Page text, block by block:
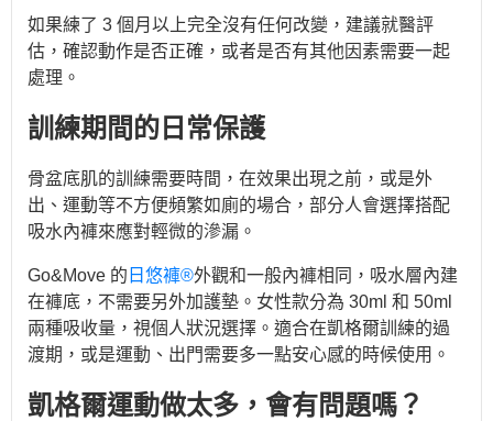
如果練了 3 個月以上完全沒有任何改變，建議就醫評
估，確認動作是否正確，或者是否有其他因素需要一起
處理。
訓練期間的日常保護
骨盆底肌的訓練需要時間，在效果出現之前，或是外
出、運動等不方便頻繁如廁的場合，部分人會選擇搭配
吸水內褲來應對輕微的滲漏。
Go&Move 的 日悠褲®外觀和一般內褲相同，吸水層內建
在褲底，不需要另外加護墊。女性款分為 30ml 和 50ml
兩種吸收量，視個人狀況選擇。適合在凱格爾訓練的過
渡期，或是運動、出門需要多一點安心感的時候使用。
凱格爾運動做太多，會有問題嗎？